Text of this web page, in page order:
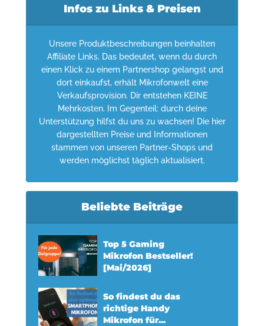
Infos zu Links & Preisen
Unsere Produktbeschreibungen beinhalten
Affiliate Links. Das bedeutet, wenn du durch
einen Klick zu einem Partnershop gelangst und
dort einkaufst, erhält Mikrofonwelt eine
Verkaufsprovision. Dir entstehen KEINE
Mehrkosten. Im Gegenteil: durch deine
Unterstützung hilfst du uns zu wachsen! Die hier
dargestellten Preise und Informationen
stammen von unseren Partner-Shops und
werden möglichst täglich aktualisiert.
Beliebte Beiträge
Top 5 Gaming
Mikrofon Bestseller!
[Mai/2026]
So findest du das
richtige Handy
Mikrofon für...